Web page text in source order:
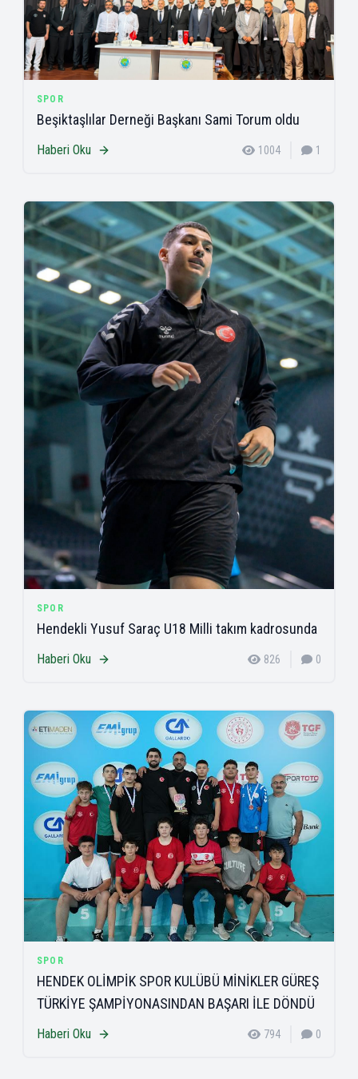
SPOR
Beşiktaşlılar Derneği Başkanı Sami Torum oldu
Haberi Oku 1004 1
SPOR
Hendekli Yusuf Saraç U18 Milli takım kadrosunda
Haberi Oku 826 0
SPOR
HENDEK OLİMPİK SPOR KULÜBÜ MİNİKLER GÜREŞ
TÜRKİYE ŞAMPİYONASINDAN BAŞARI İLE DÖNDÜ
Haberi Oku 794 0